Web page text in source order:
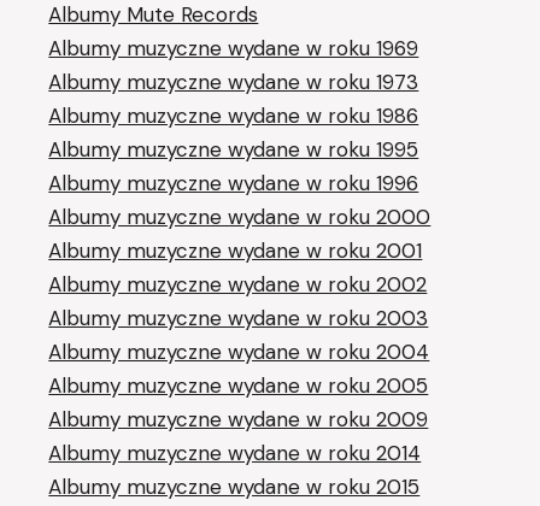
Albumy Mute Records
Albumy muzyczne wydane w roku 1969
Albumy muzyczne wydane w roku 1973
Albumy muzyczne wydane w roku 1986
Albumy muzyczne wydane w roku 1995
Albumy muzyczne wydane w roku 1996
Albumy muzyczne wydane w roku 2000
Albumy muzyczne wydane w roku 2001
Albumy muzyczne wydane w roku 2002
Albumy muzyczne wydane w roku 2003
Albumy muzyczne wydane w roku 2004
Albumy muzyczne wydane w roku 2005
Albumy muzyczne wydane w roku 2009
Albumy muzyczne wydane w roku 2014
Albumy muzyczne wydane w roku 2015